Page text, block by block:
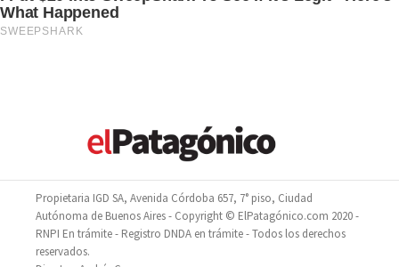
Propietaria IGD SA, Avenida Córdoba 657, 7° piso, Ciudad
Autónoma de Buenos Aires - Copyright © ElPatagónico.com 2020 -
RNPI En trámite - Registro DNDA en trámite - Todos los derechos
reservados.